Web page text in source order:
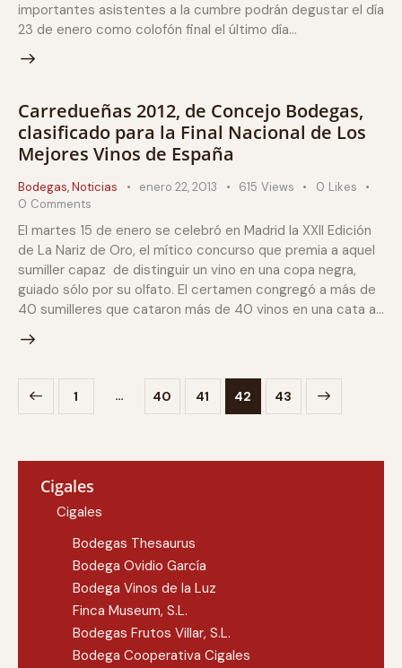
importantes asistentes a la cumbre podrán degustar el día
23 de enero como colofón final el último día…
Carredueñas 2012, de Concejo Bodegas,
clasificado para la Final Nacional de Los
Mejores Vinos de España
Bodegas,Noticias enero 22, 2013 615 Views 0 Likes
0 Comments
El martes 15 de enero se celebró en Madrid la XXII Edición
de La Nariz de Oro, el mítico concurso que premia a aquel
sumiller capaz de distinguir un vino en una copa negra,
guiado sólo por su olfato. El certamen congregó a más de
40 sumilleres que cataron más de 40 vinos en una cata a…
1 … 40 41 42 43
>
Cigales
Cigales
Bodegas Thesaurus
Bodega Ovidio García
Bodega Vinos de la Luz
Finca Museum, S.L.
Bodegas Frutos Villar, S.L.
Bodega Cooperativa Cigales